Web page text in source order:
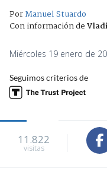
PorManuel Stuardo
Con información de
Miércoles 19 enero de
Seguimos criterios de
11.822
visitas